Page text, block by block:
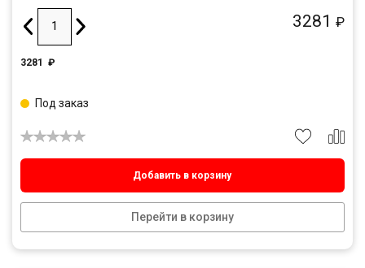
3281 ₽
3281 ₽
Добавить в корзину
Перейти в корзину
Под заказ